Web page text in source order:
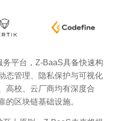
平台，Z-BaaS具备快速构
态管理、隐私保护与可视化
高校、云厂商均有深度合
的区块链基础设施。